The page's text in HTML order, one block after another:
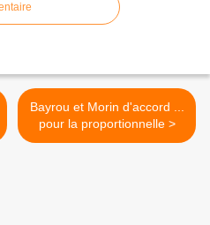
Bayrou et Morin d'accord ...
pour la proportionnelle >